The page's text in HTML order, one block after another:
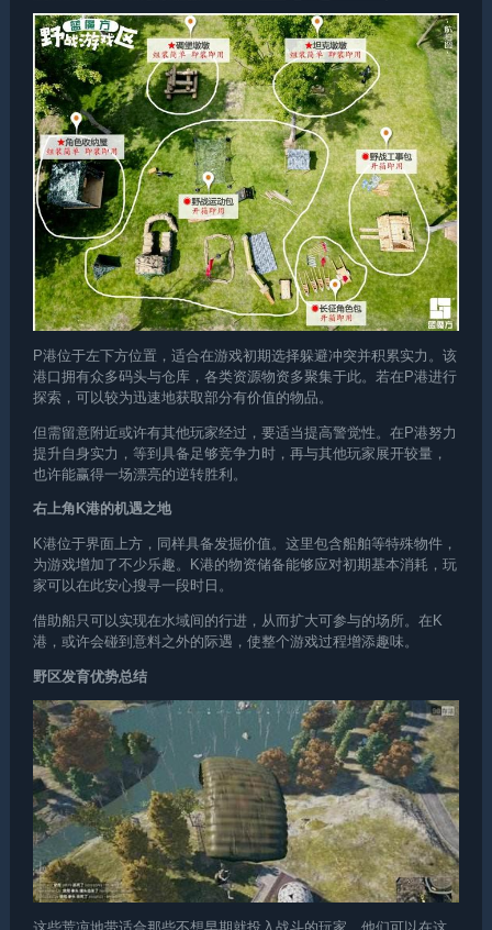
P港位于左下方位置，适合在游戏初期选择躲避冲突并积累实力。该
港口拥有众多码头与仓库，各类资源物资多聚集于此。若在P港进行
探索，可以较为迅速地获取部分有价值的物品。
但需留意附近或许有其他玩家经过，要适当提高警觉性。在P港努力
提升自身实力，等到具备足够竞争力时，再与其他玩家展开较量，
也许能赢得一场漂亮的逆转胜利。
右上角K港的机遇之地
K港位于界面上方，同样具备发掘价值。这里包含船舶等特殊物件，
为游戏增加了不少乐趣。K港的物资储备能够应对初期基本消耗，玩
家可以在此安心搜寻一段时日。
借助船只可以实现在水域间的行进，从而扩大可参与的场所。在K
港，或许会碰到意料之外的际遇，使整个游戏过程增添趣味。
野区发育优势总结